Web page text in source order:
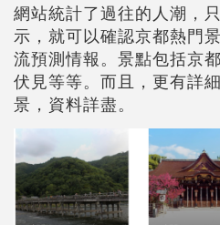
網站統計了過往的人潮，
示，就可以確認京都熱門
流預測情報。景點包括京
伏見等等。而且，更有詳
景，資料詳盡。